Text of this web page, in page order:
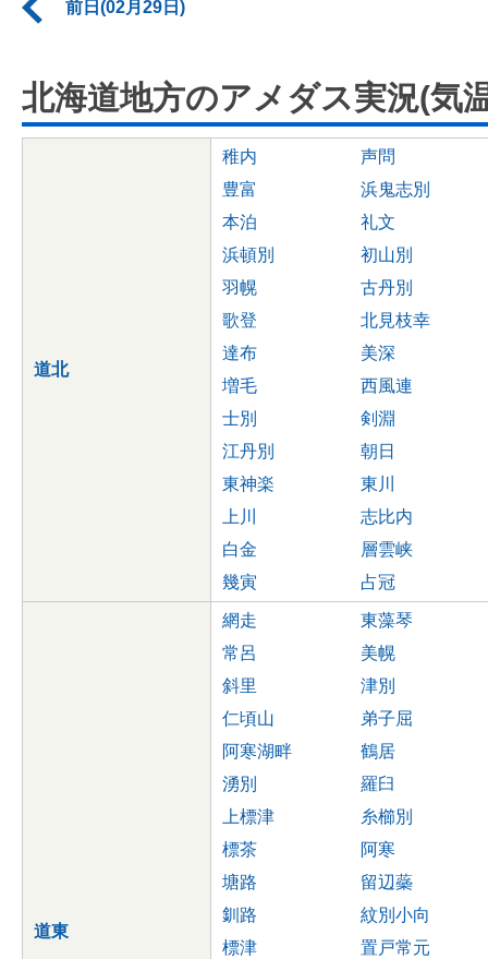
前日(02月29日)
北海道地方のアメダス実況(気
道北
稚内
声問
豊富
浜鬼志別
本泊
礼文
浜頓別
初山別
羽幌
古丹別
歌登
北見枝幸
達布
美深
増毛
西風連
士別
剣淵
江丹別
朝日
東神楽
東川
上川
志比内
白金
層雲峡
幾寅
占冠
道東
網走
東藻琴
常呂
美幌
斜里
津別
仁頃山
弟子屈
阿寒湖畔
鶴居
湧別
羅臼
上標津
糸櫛別
標茶
阿寒
塘路
留辺蘂
釧路
紋別小向
標津
置戸常元